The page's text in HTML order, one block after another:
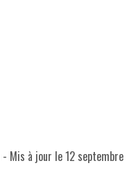
- Mis à jour le12 septembre